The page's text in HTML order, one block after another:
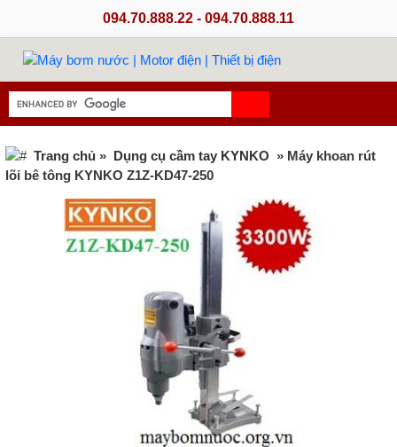
094.70.888.22 - 094.70.888.11
Trang chủ » Dụng cụ cầm tay KYNKO » Máy khoan rút
lõi bê tông KYNKO Z1Z-KD47-250